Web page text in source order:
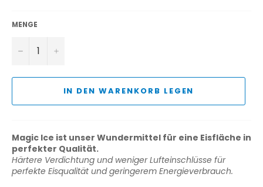
MENGE
− +
IN DEN WARENKORB LEGEN
Magic Ice ist unser Wundermittel für eine Eisfläche in
perfekter Qualität.
Härtere Verdichtung und weniger Lufteinschlüsse für
perfekte Eisqualität und geringerem Energieverbrauch.